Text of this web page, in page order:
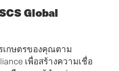
Global
กษตรของคุณตาม
เพื่อสร้างความเชื่อ